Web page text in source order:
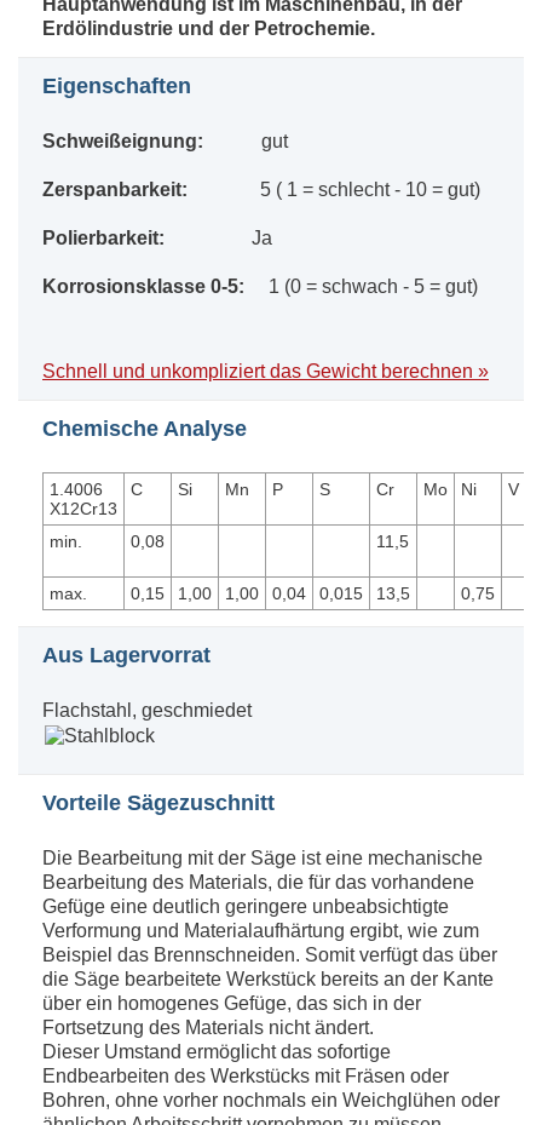
Hauptanwendung ist im Maschinenbau, in der
Erdölindustrie und der Petrochemie.
Eigenschaften
Schweißeignung: gut
Zerspanbarkeit: 5 ( 1 = schlecht - 10 = gut)
Polierbarkeit: Ja
Korrosionsklasse 0-5: 1 (0 = schwach - 5 = gut)
Schnell und unkompliziert das Gewicht berechnen »
Chemische Analyse
1.4006
X12Cr13
C Si Mn P S Cr Mo Ni V
min. 0,08 11,5
max. 0,15 1,00 1,00 0,04 0,015 13,5 0,75
Aus Lagervorrat
Flachstahl, geschmiedet
Vorteile Sägezuschnitt
Die Bearbeitung mit der Säge ist eine mechanische
Bearbeitung des Materials, die für das vorhandene
Gefüge eine deutlich geringere unbeabsichtigte
Verformung und Materialaufhärtung ergibt, wie zum
Beispiel das Brennschneiden. Somit verfügt das über
die Säge bearbeitete Werkstück bereits an der Kante
über ein homogenes Gefüge, das sich in der
Fortsetzung des Materials nicht ändert.
Dieser Umstand ermöglicht das sofortige
Endbearbeiten des Werkstücks mit Fräsen oder
Bohren, ohne vorher nochmals ein Weichglühen oder